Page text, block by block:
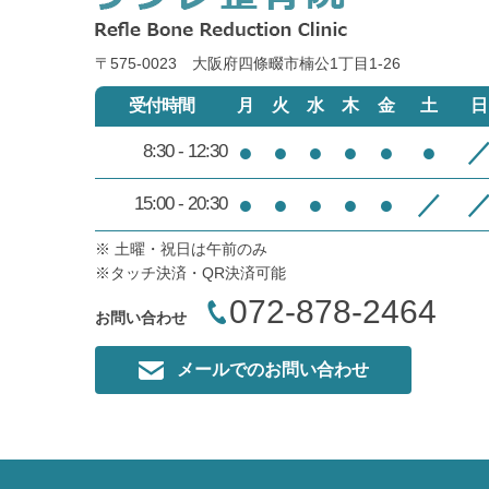
〒575-0023 大阪府四條畷市楠公1丁目1‐26
受付時間 月 火 水 木 金 土 日
8:30 - 12:30 ● ● ● ● ● ● ／
15:00 - 20:30 ● ● ● ● ● ／ ／
※ 土曜・祝日は午前のみ
※タッチ決済・QR決済可能
お問い合わせ 072-878-2464
メールでのお問い合わせ